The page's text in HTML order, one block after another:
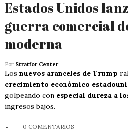
Estados Unidos
guerra comercial
moderna
Por Stratfor Center
Los nuevos aranceles de Trump
crecimiento económico
golpeando con especial dureza a
ingresos bajos.
0 COMENTARIOS